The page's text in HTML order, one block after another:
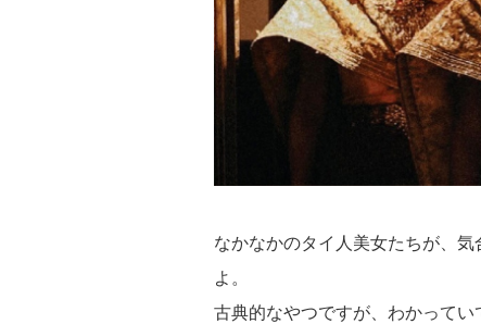
なかなかのタイ人美女たちが、
よ。
古典的なやつですが、わかってい